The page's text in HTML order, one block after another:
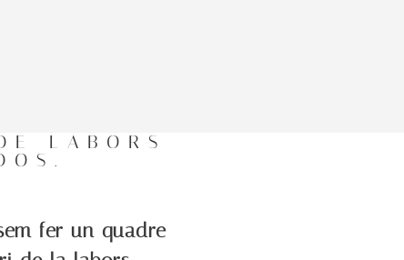
LABORS
fer un quadre